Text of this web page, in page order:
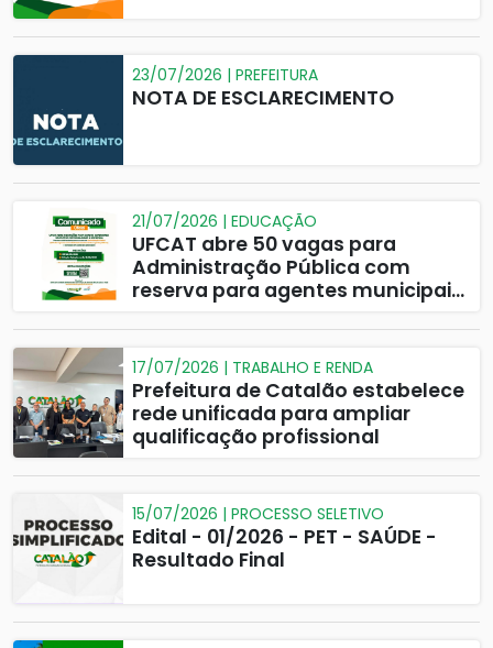
23/07/2026 | PREFEITURA
NOTA DE ESCLARECIMENTO
21/07/2026 | EDUCAÇÃO
UFCAT abre 50 vagas para
Administração Pública com
reserva para agentes municipais
17/07/2026 | TRABALHO E RENDA
Prefeitura de Catalão estabelece
rede unificada para ampliar
qualificação profissional
15/07/2026 | PROCESSO SELETIVO
Edital - 01/2026 - PET - SAÚDE -
Resultado Final